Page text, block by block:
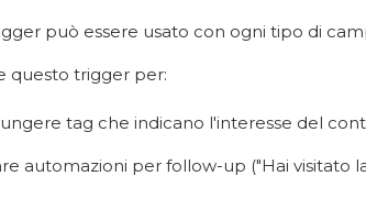
può essere usato con ogni tipo di
questo trigger per:
tag che indicano l'interesse del
automazioni per follow-up ("Hai visitato